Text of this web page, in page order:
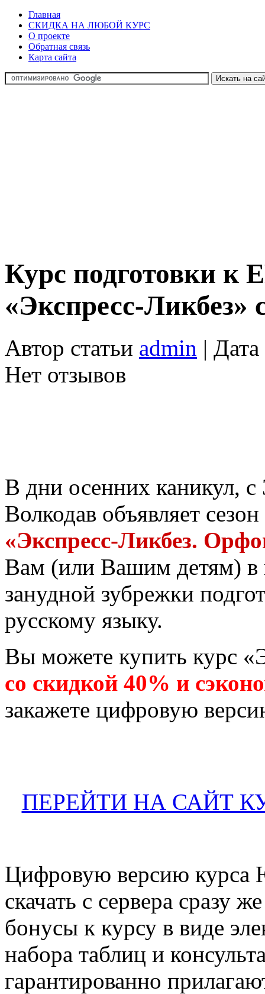
Главная
СКИДКА НА ЛЮБОЙ КУРС
О проекте
Обратная связь
Карта сайта
Курс подготовки к
«Экспресс-Ликбез»
Автор статьи admin |
Нет отзывов
В дни осенних каникул,
Волкодав объявляет
«Экспресс-Ликбез.
Вам (или Вашим детям) в
занудной зубрежки
русскому языку.
Вы можете купить курс
со скидкой 40% и
закажете цифровую
ПЕРЕЙТИ НА САЙТ
Цифровую версию курса
скачать с сервера сразу
бонусы к курсу в виде
набора таблиц и
гарантированно